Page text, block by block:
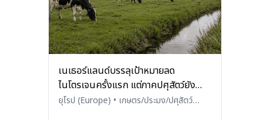
เนเธอร์แลนด์บรรลุเป้าหมายลด
ไนโตรเจนครั้งแรก แต่ภาคปศุสัตว์ยัง
เผชิญโจทย์ฟอสเฟต
ยุโรป (Europe) • เกษตร/ประมง/ปศุสัตว์